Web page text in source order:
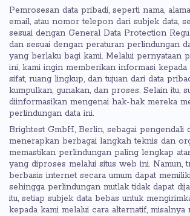
Pemrosesan data pribadi, seperti nama,
email, atau nomor telepon dari subjek data,
sesuai dengan General Data Protection
dan sesuai dengan peraturan perlindungan
yang berlaku bagi kami. Melalui pernyataan
ini, kami ingin memberikan informasi
sifat, ruang lingkup, dan tujuan dari data
kumpulkan, gunakan, dan proses. Selain itu,
diinformasikan mengenai hak-hak mereka
perlindungan data ini.
Brightest GmbH, Berlin, sebagai pengendali
menerapkan berbagai langkah teknis dan
memastikan perlindungan paling lengkap
yang diproses melalui situs web ini. Namun,
berbasis internet secara umum dapat
sehingga perlindungan mutlak tidak dapat
itu, setiap subjek data bebas untuk
kepada kami melalui cara alternatif, misalnya